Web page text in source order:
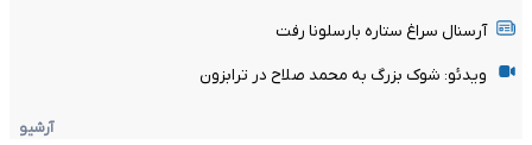
آرسنال سراغ ستاره بارسلونا رفت
ویدئو: شوک بزرگ به محمد صلاح در ترابزون
آرشیو